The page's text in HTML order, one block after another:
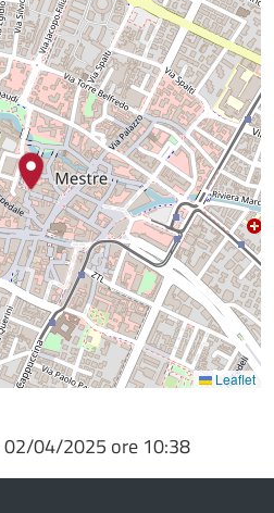
Leaflet
02/04/2025 ore 10:38